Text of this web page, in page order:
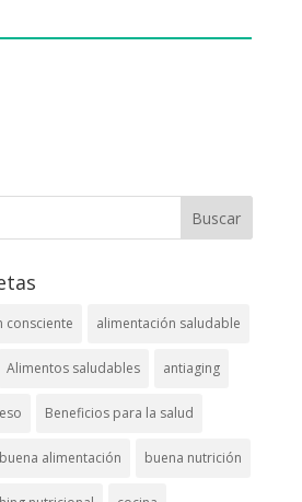
consciente alimentación saludable
Alimentos saludables antiaging
Beneficios para la salud
buena alimentación buena nutrición